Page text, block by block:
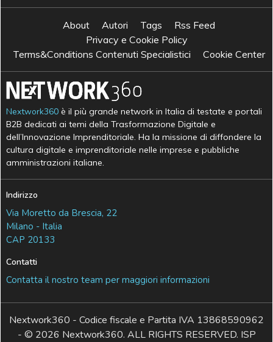
About Autori Tags
Rss Feed
Privacy e Cookie Policy
Terms&Conditions Contenuti Specialistici
Cookie Center
Nextwork360 è il più grande network in Italia di testate e portali
B2B dedicati ai temi della Trasformazione Digitale e
dell’Innovazione Imprenditoriale. Ha la missione di diffondere la
cultura digitale e imprenditoriale nelle imprese e pubbliche
amministrazioni italiane.
Indirizzo
Via Moretto da Brescia, 22
Milano - Italia
CAP 20133
Contatti
Contatta il nostro team per maggiori informazioni
Nextwork360 - Codice fiscale e Partita IVA 13868590962
- © 2026 Nextwork360. ALL RIGHTS RESERVED. ISP